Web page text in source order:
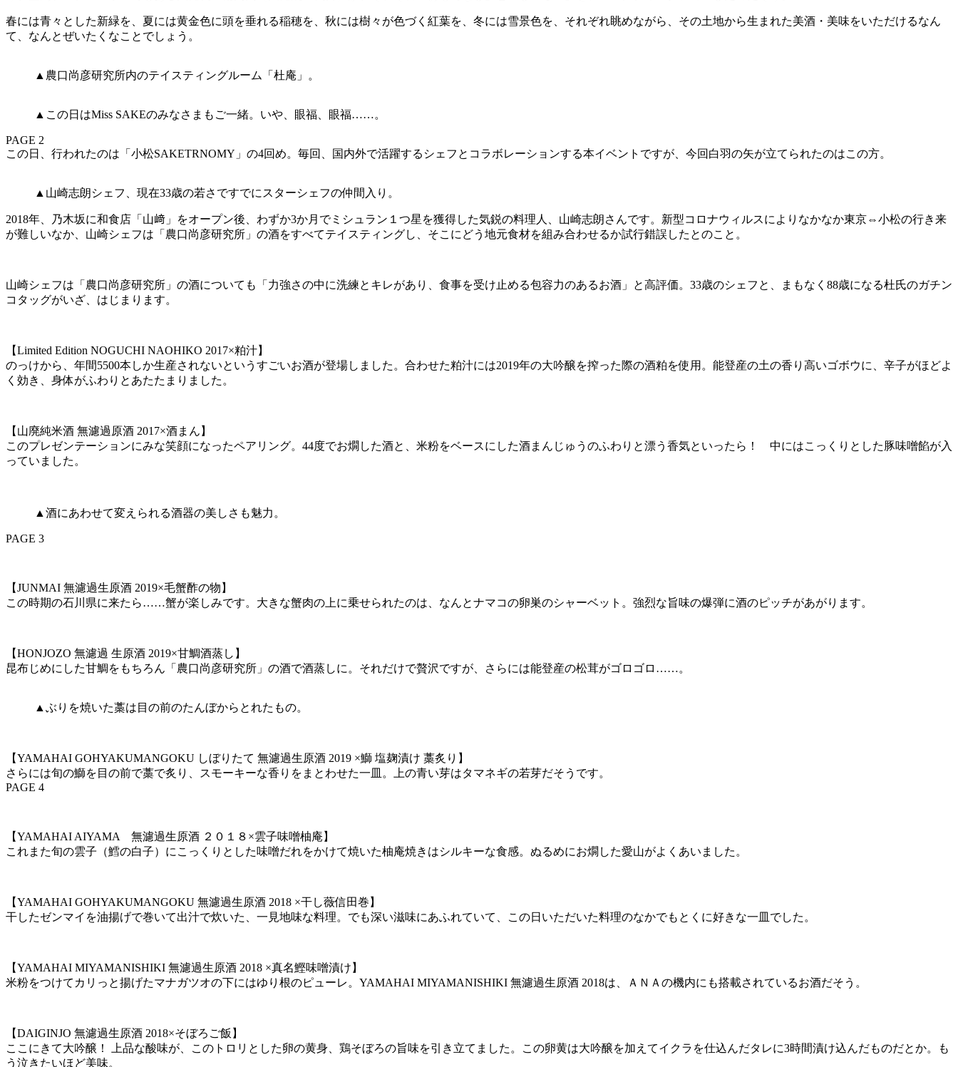
春には青々とした新緑を、夏には黄金色に頭を垂れる稲穂を、秋には樹々が色づく紅葉を、冬には雪景色を、それぞれ眺めながら、その土地から生まれた美酒・美味をいただけるなん
て、なんとぜいたくなことでしょう。
▲農口尚彦研究所内のテイスティングルーム「杜庵」。
▲この日はMiss SAKEのみなさまもご一緒。いや、眼福、眼福……。
PAGE 2
この日、行われたのは「小松SAKETRNOMY」の4回め。毎回、国内外で活躍するシェフとコラボレーションする本イベントですが、今回白羽の矢が立てられたのはこの方。
▲山崎志朗シェフ、現在33歳の若さですでにスターシェフの仲間入り。
2018年、乃木坂に和食店「山﨑」をオープン後、わずか3か月でミシュラン１つ星を獲得した気鋭の料理人、山崎志朗さんです。新型コロナウィルスによりなかなか東京⇔小松の行き来
が難しいなか、山崎シェフは「農口尚彦研究所」の酒をすべてテイスティングし、そこにどう地元食材を組み合わせるか試行錯誤したとのこと。
山崎シェフは「農口尚彦研究所」の酒についても「力強さの中に洗練とキレがあり、食事を受け止める包容力のあるお酒」と高評価。33歳のシェフと、まもなく88歳になる杜氏のガチン
コタッグがいざ、はじまります。
【Limited Edition NOGUCHI NAOHIKO 2017×粕汁】
のっけから、年間5500本しか生産されないというすごいお酒が登場しました。合わせた粕汁には2019年の大吟醸を搾った際の酒粕を使用。能登産の土の香り高いゴボウに、辛子がほどよ
く効き、身体がふわりとあたたまりました。
【山廃純米酒 無濾過原酒 2017×酒まん】
このプレゼンテーションにみな笑顔になったペアリング。44度でお燗した酒と、米粉をベースにした酒まんじゅうのふわりと漂う香気といったら！ 中にはこっくりとした豚味噌餡が入
っていました。
▲酒にあわせて変えられる酒器の美しさも魅力。
PAGE 3
【JUNMAI 無濾過生原酒 2019×毛蟹酢の物】
この時期の石川県に来たら……蟹が楽しみです。大きな蟹肉の上に乗せられたのは、なんとナマコの卵巣のシャーベット。強烈な旨味の爆弾に酒のピッチがあがります。
【HONJOZO 無濾過 生原酒 2019×甘鯛酒蒸し】
昆布じめにした甘鯛をもちろん「農口尚彦研究所」の酒で酒蒸しに。それだけで贅沢ですが、さらには能登産の松茸がゴロゴロ……。
▲ぶりを焼いた藁は目の前のたんぼからとれたもの。
【YAMAHAI GOHYAKUMANGOKU しぼりたて 無濾過生原酒 2019 ×鰤 塩麹漬け 藁炙り】
さらには旬の鰤を目の前で藁で炙り、スモーキーな香りをまとわせた一皿。上の青い芽はタマネギの若芽だそうです。
PAGE 4
【YAMAHAI AIYAMA 無濾過生原酒 ２０１８×雲子味噌柚庵】
これまた旬の雲子（鱈の白子）にこっくりとした味噌だれをかけて焼いた柚庵焼きはシルキーな食感。ぬるめにお燗した愛山がよくあいました。
【YAMAHAI GOHYAKUMANGOKU 無濾過生原酒 2018 ×干し薇信田巻】
干したゼンマイを油揚げで巻いて出汁で炊いた、一見地味な料理。でも深い滋味にあふれていて、この日いただいた料理のなかでもとくに好きな一皿でした。
【YAMAHAI MIYAMANISHIKI 無濾過生原酒 2018 ×真名鰹味噌漬け】
米粉をつけてカリっと揚げたマナガツオの下にはゆり根のピューレ。YAMAHAI MIYAMANISHIKI 無濾過生原酒 2018は、ＡＮＡの機内にも搭載されているお酒だそう。
【DAIGINJO 無濾過生原酒 2018×そぼろご飯】
ここにきて大吟醸！ 上品な酸味が、このトロリとした卵の黄身、鶏そぼろの旨味を引き立てました。この卵黄は大吟醸を加えてイクラを仕込んだタレに3時間漬け込んだものだとか。も
う泣きたいほど美味。